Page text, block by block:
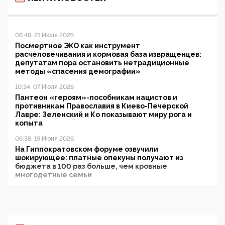
06:48, 21 Июля 2026
Посмертное ЭКО как инструмент
расчеловечивания и кормовая база извращенцев:
депутатам пора остановить нетрадиционные
методы «спасения демографии»
10:34, 07 Июля 2026
Пантеон «героям»-пособникам нацистов и
противникам Православия в Киево-Печерской
Лавре: Зеленский и Ко показывают миру рога и
копыта
06:38, 19 Июня 2026
На Гиппократовском форуме озвучили
шокирующее: платные опекуны получают из
бюджета в 100 раз больше, чем кровные
многодетные семьи